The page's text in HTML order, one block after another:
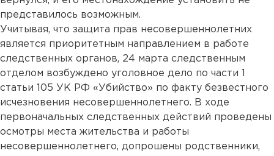
представилось возможным.
Учитывая, что защита прав несовершеннолетних
является приоритетным направлением в работе
следственных органов, 24 марта следственным
отделом возбуждено уголовное дело по части 1
статьи 105 УК РФ «Убийство» по факту безвестного
исчезновения несовершеннолетнего. В ходе
первоначальных следственных действий проведены
осмотры места жительства и работы
несовершеннолетнего, допрошены родственники,